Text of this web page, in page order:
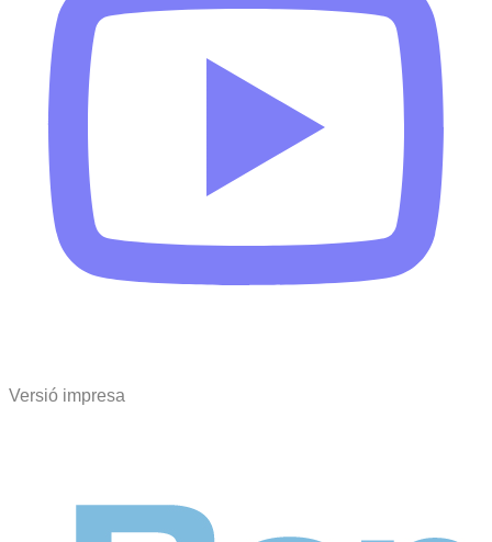
Versió impresa